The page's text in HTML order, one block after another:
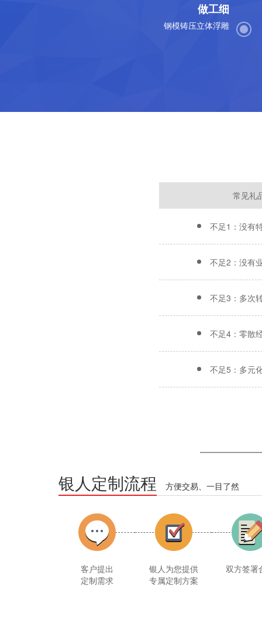
做工细
钢模铸压立体浮雕
常见礼
不足1：没有
不足2：没有
不足3：多次
不足4：零散
不足5：多元
银人定制流程 方便交易、一目了然
客户提出
定制需求
银人为您提供
专属定制方案
双方签署